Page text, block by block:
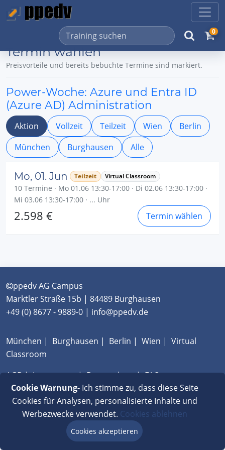
0
Termin wählen
Preisvorteile und bereits bebuchte Termine sind markiert.
Power-Woche: Azure und Entra ID
(Azure AD) Administration
Aktion Vollzeit Teilzeit Wien
Berlin
München
Burghausen Alle
Mo, 01. Jun Teilzeit Virtual Classroom
10 Termine · Mo 01.06 13:30-17:00 · Di 02.06 13:30-17:00 ·
Mi 03.06 13:30-17:00 · ... Uhr
2.598 € Termin wählen
ppedv AG Campus
Marktler Straße 15b | 84489 Burghausen
+49 (0) 8677 - 9889-0 | info@ppedv.de
München | Burghausen | Berlin | Wien | Virtual
Classroom
AGB|Impressum|Datenschutz|FAQ
Cookie Warnung-Ich stimme zu, dass diese Seite
Cookies für Analysen, personalisierte Inhalte und
Werbezwecke verwendet. Cookies ablehnen
Cookies akzeptieren